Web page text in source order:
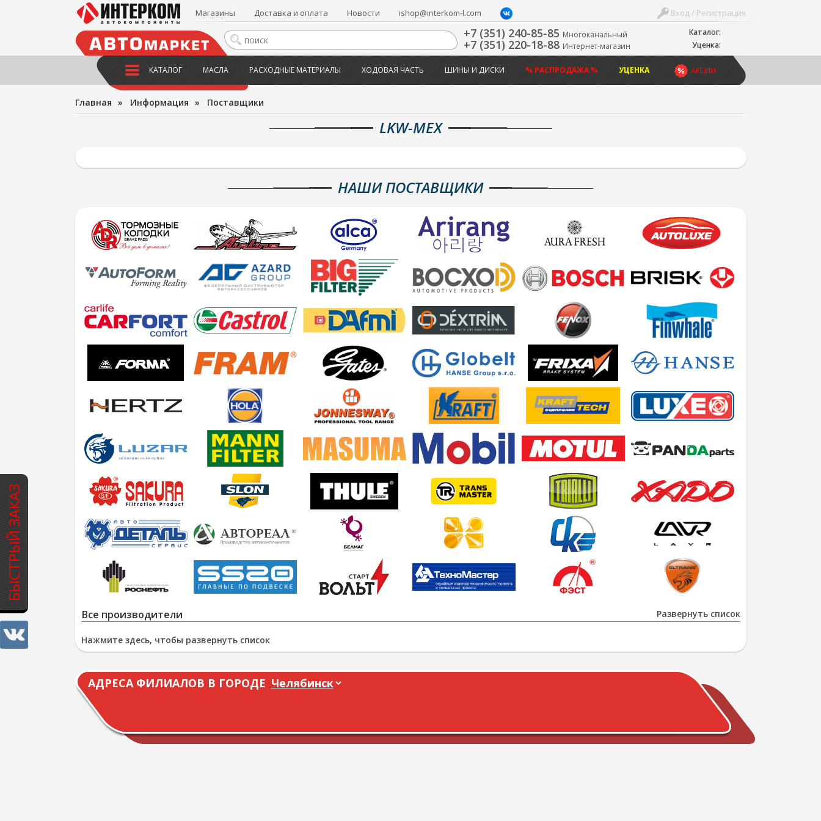
БЫСТРЫЙ ЗАКАЗ
Каталог:
Уценка:
Вход / Регистрация
Магазины Доставка и оплата Новости ishop@interkom-l.com
+7 (351) 240-85-85 Многоканальный
+7 (351) 220-18-88 Интернет-магазин
АКЦИИ
КАТАЛОГ МАСЛА РАСХОДНЫЕ МАТЕРИАЛЫ ХОДОВАЯ ЧАСТЬ ШИНЫ И ДИСКИ % РАСПРОДАЖА % УЦЕНКА
Главная » Информация » Поставщики
LKW-MEX
НАШИ ПОСТАВЩИКИ
Развернуть список
Все производители
Нажмите здесь, чтобы развернуть список
АДРЕСА ФИЛИАЛОВ В ГОРОДЕ